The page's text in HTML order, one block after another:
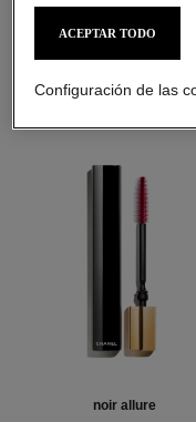
LA
noir allure
ACEPTAR TODO
Configuración de las